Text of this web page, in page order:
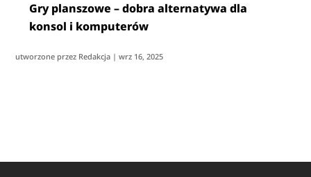
Gry planszowe – dobra alternatywa dla
konsol i komputerów
utworzone przez Redakcja |wrz 16, 2025